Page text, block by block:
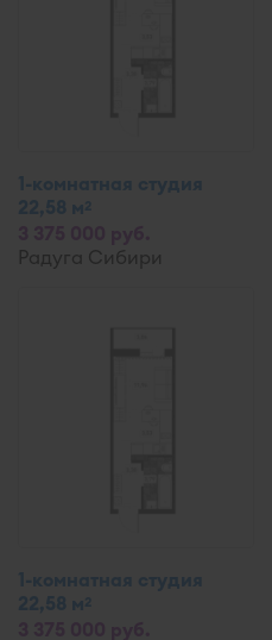
1-комнатная студия
22,58 м2
Радуга Сибири
1-комнатная студия
22,58 м2